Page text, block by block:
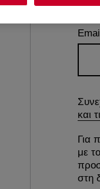
και
Για
με
στη